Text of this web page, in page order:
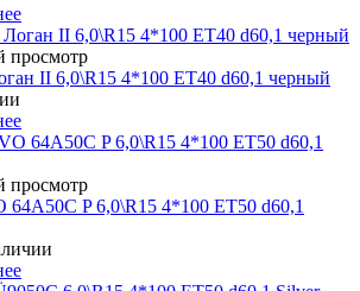
просмотр
II 6,0\R15 4*100 ET40 d60,1 черный
просмотр
64A50C P 6,0\R15 4*100 ET50 d60,1